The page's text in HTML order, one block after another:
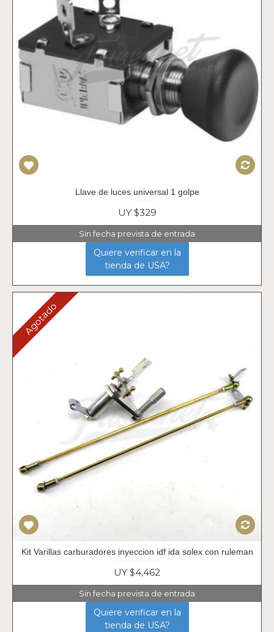
Llave de luces universal 1 golpe
UY $329
Sin fecha prevista de entrada
Quiere verificar en la
tienda de USA?
Agotado
Kit Varillas carburadores inyeccion idf ida solex con ruleman
UY $4,462
Sin fecha prevista de entrada
Quiere verificar en la
tienda de USA?